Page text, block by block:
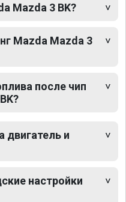
Mazda 3 BK?
Mazda Mazda 3
после чип
двигатель и
настройки